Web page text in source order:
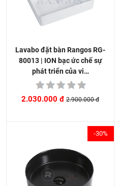
Lavabo đặt bàn Rangos RG-
80013 | ION bạc ức chế sự
phát triển của vi…
2.030.000 đ 2.900.000 đ
-30%